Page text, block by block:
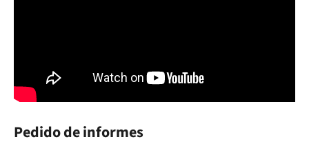
Pedido de informes